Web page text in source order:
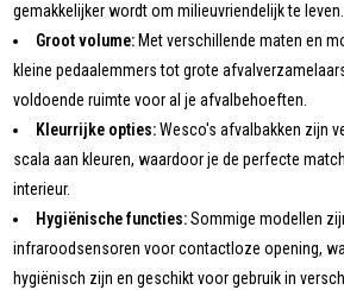
gemakkelijker wordt om milieuvriendelijk te leven.
Groot volume: Met verschillende maten en
kleine pedaalemmers tot grote
voldoende ruimte voor al je afvalbehoeften.
Kleurrijke opties:Wesco's afvalbakken zijn
scala aan kleuren, waardoor je de perfecte
interieur.
Hygiënische functies:Sommige modellen
infraroodsensoren voor contactloze opening,
hygiënisch zijn en geschikt voor gebruik in